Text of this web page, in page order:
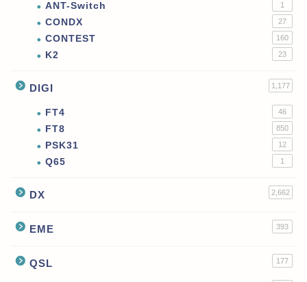
ANT-Switch 1
CONDX 27
CONTEST 160
K2 23
DIGI 1,177
FT4 46
FT8 850
PSK31 12
Q65 1
DX 2,662
EME 393
QSL 177